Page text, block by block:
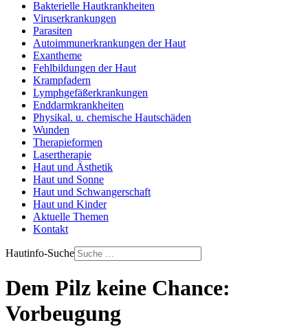
Bakterielle Hautkrankheiten
Viruserkrankungen
Parasiten
Autoimmunerkrankungen der Haut
Exantheme
Fehlbildungen der Haut
Krampfadern
Lymphgefäßerkrankungen
Enddarmkrankheiten
Physikal. u. chemische Hautschäden
Wunden
Therapieformen
Lasertherapie
Haut und Ästhetik
Haut und Sonne
Haut und Schwangerschaft
Haut und Kinder
Aktuelle Themen
Kontakt
Hautinfo-Suche
Dem Pilz keine Chance:
Vorbeugung